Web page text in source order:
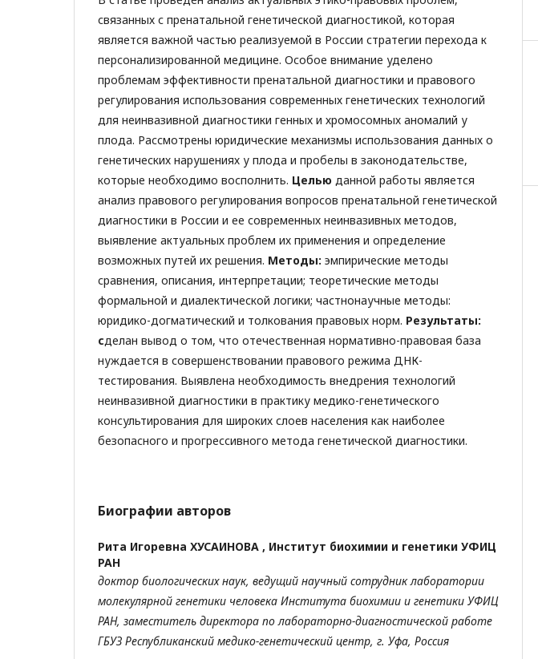
связанных с пренатальной генетической диагностикой, которая
является важной частью реализуемой в России стратегии перехода к
персонализированной медицине. Особое внимание уделено
проблемам эффективности пренатальной диагностики и правового
регулирования использования современных генетических технологий
для неинвазивной диагностики генных и хромосомных аномалий у
плода. Рассмотрены юридические механизмы использования данных о
генетических нарушениях у плода и пробелы в законодательстве,
которые необходимо восполнить. Целью данной работы является
анализ правового регулирования вопросов пренатальной генетической
диагностики в России и ее современных неинвазивных методов,
выявление актуальных проблем их применения и определение
возможных путей их решения. Методы: эмпирические методы
сравнения, описания, интерпретации; теоретические методы
формальной и диалектической логики; частнонаучные методы:
юридико-догматический и толкования правовых норм. Результаты:
сделан вывод о том, что отечественная нормативно-правовая база
нуждается в совершенствовании правового режима ДНК-
тестирования. Выявлена необходимость внедрения технологий
неинвазивной диагностики в практику медико-генетического
консультирования для широких слоев населения как наиболее
безопасного и прогрессивного метода генетической диагностики.
Биографии авторов
Рита Игоревна ХУСАИНОВА , Институт биохимии и генетики УФИЦ
РАН
доктор биологических наук, ведущий научный сотрудниклаборатории
молекулярной генетики человека Института биохимии и генетики УФИЦ
РАН, заместитель директора полабораторно-диагностической работе
ГБУЗ Республиканский медико-генетический центр, г. Уфа, Россия